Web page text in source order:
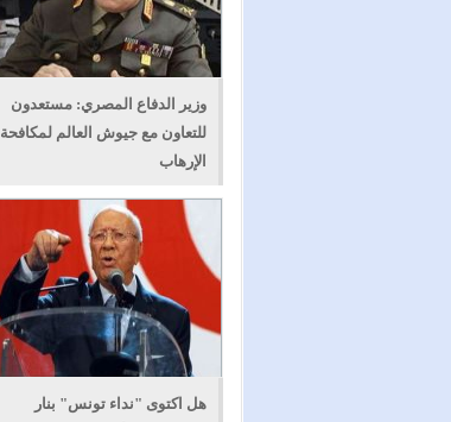
وزير الدفاع المصري: مستعدون
للتعاون مع جيوش العالم لمكافحة
الإرهاب
هل اكتوى "نداء تونس" بنار